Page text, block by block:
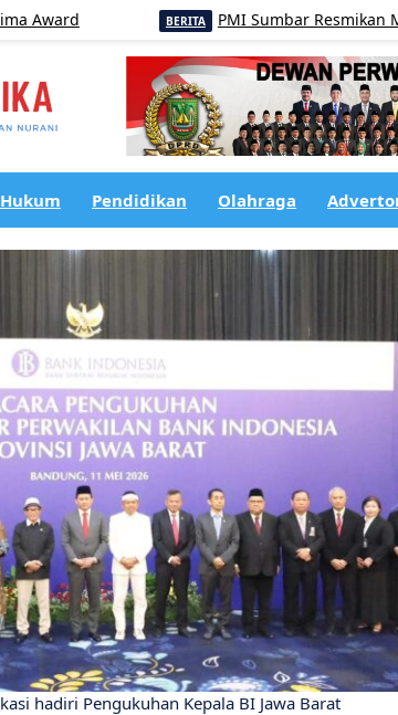
PMI Sumbar Resmikan Mess
Hukum Pendidikan Olahraga
hadiri Pengukuhan Kepala BI Jawa Barat